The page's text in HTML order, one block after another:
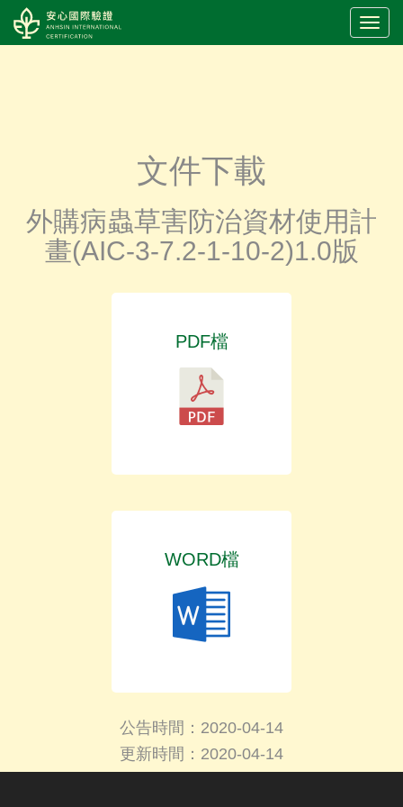
LOGO
文件下載
外購病蟲草害防治資材使用計
畫(AIC-3-7.2-1-10-2)1.0版
PDF檔
WORD檔
公告時間：2020-04-14
更新時間：2020-04-14